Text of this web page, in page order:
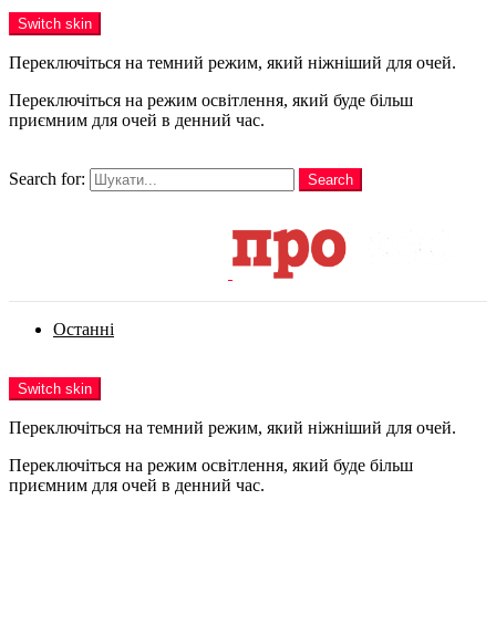
Switch skin
Переключіться на темний режим, який ніжніший для очей.
Переключіться на режим освітлення, який буде більш
приємним для очей в денний час.
Search for:
Search
Останні
Switch skin
Переключіться на темний режим, який ніжніший для очей.
Переключіться на режим освітлення, який буде більш
приємним для очей в денний час.